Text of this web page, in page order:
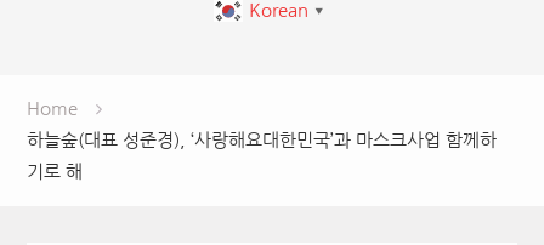
Korean ▼
Home
하늘숲(대표 성준경), ‘사랑해요대한민국’과 마스크사업 함께하
기로 해